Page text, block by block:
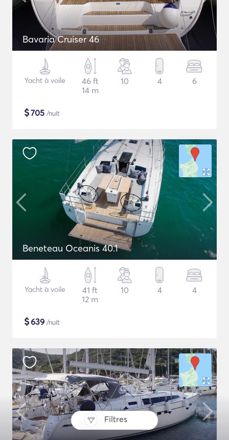
Filtres
Bavaria Cruiser 46
Yacht à voile
46 ft
14 m
10 4 6
$705 /nuit
Beneteau Oceanis 40.1
Yacht à voile
41 ft
12 m
10 4 4
$639 /nuit